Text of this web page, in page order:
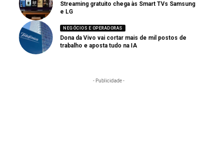
Streaming gratuito chega às Smart TVs Samsung
e LG
NEGÓCIOS E OPERADORAS
Dona da Vivo vai cortar mais de mil postos de
trabalho e aposta tudo na IA
- Publicidade -